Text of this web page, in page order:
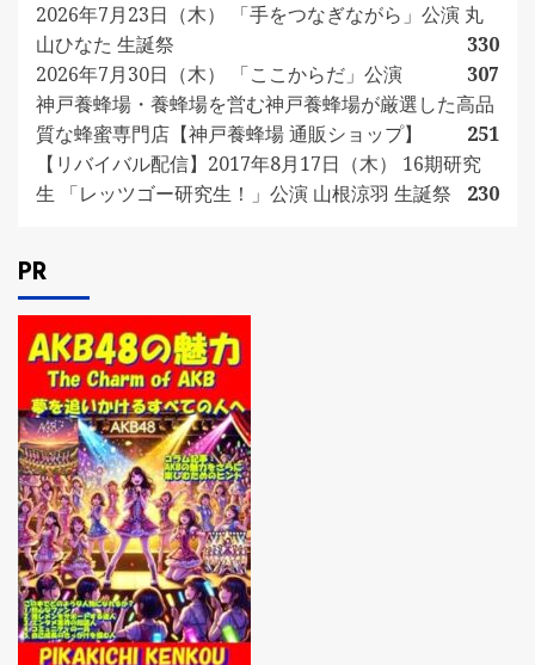
2026年7月23日（木） 「手をつなぎながら」公演 丸
山ひなた 生誕祭
330
2026年7月30日（木） 「ここからだ」公演
307
神戸養蜂場・養蜂場を営む神戸養蜂場が厳選した高品
質な蜂蜜専門店【神戸養蜂場 通販ショップ】
251
【リバイバル配信】2017年8月17日（木） 16期研究
生 「レッツゴー研究生！」公演 山根涼羽 生誕祭
230
PR